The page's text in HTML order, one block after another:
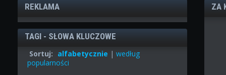
REKLAMA
TAGI - SŁOWA KLUCZOWE
Sortuj: alfabetycznie |według
popularności
ZA